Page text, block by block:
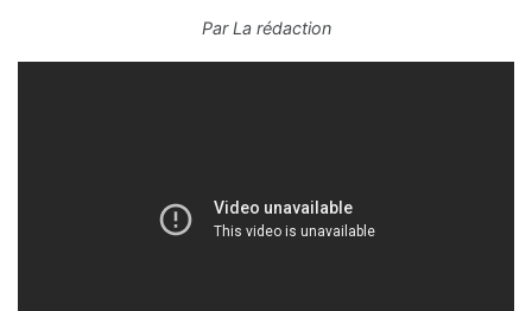
ParLa rédaction